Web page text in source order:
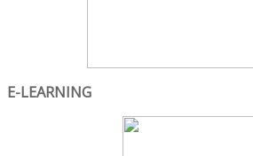
E-LEARNING